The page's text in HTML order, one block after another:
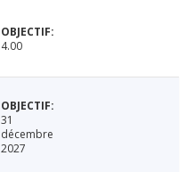
4.00
31
décembre
2027